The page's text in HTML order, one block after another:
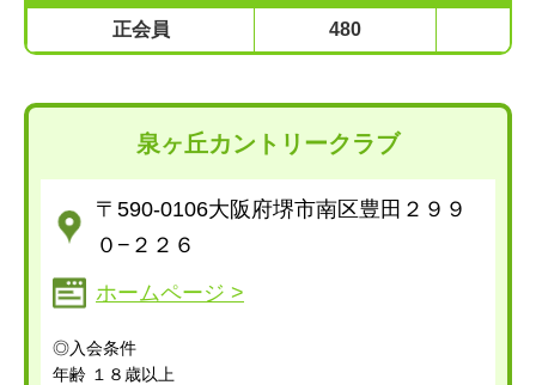
正会員 480
泉ヶ丘カントリークラブ
〒590-0106大阪府堺市南区豊田２９９
０−２２６
ホームページ >
◎入会条件
年齢 １８歳以上